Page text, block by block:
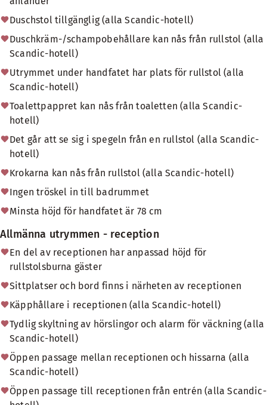
Duschstol tillgänglig (alla Scandic-hotell)
Duschkräm-/schampobehållare kan nås från rullstol (alla
Scandic-hotell)
Utrymmet under handfatet har plats för rullstol (alla
Scandic-hotell)
Toalettpappret kan nås från toaletten (alla Scandic-
hotell)
Det går att se sig i spegeln från en rullstol (alla Scandic-
hotell)
Krokarna kan nås från rullstol (alla Scandic-hotell)
Ingen tröskel in till badrummet
Minsta höjd för handfatet är 78 cm
Allmänna utrymmen - reception
En del av receptionen har anpassad höjd för
rullstolsburna gäster
Sittplatser och bord finns i närheten av receptionen
Käpphållare i receptionen (alla Scandic-hotell)
Tydlig skyltning av hörslingor och alarm för väckning (alla
Scandic-hotell)
Öppen passage mellan receptionen och hissarna (alla
Scandic-hotell)
Öppen passage till receptionen från entrén (alla Scandic-